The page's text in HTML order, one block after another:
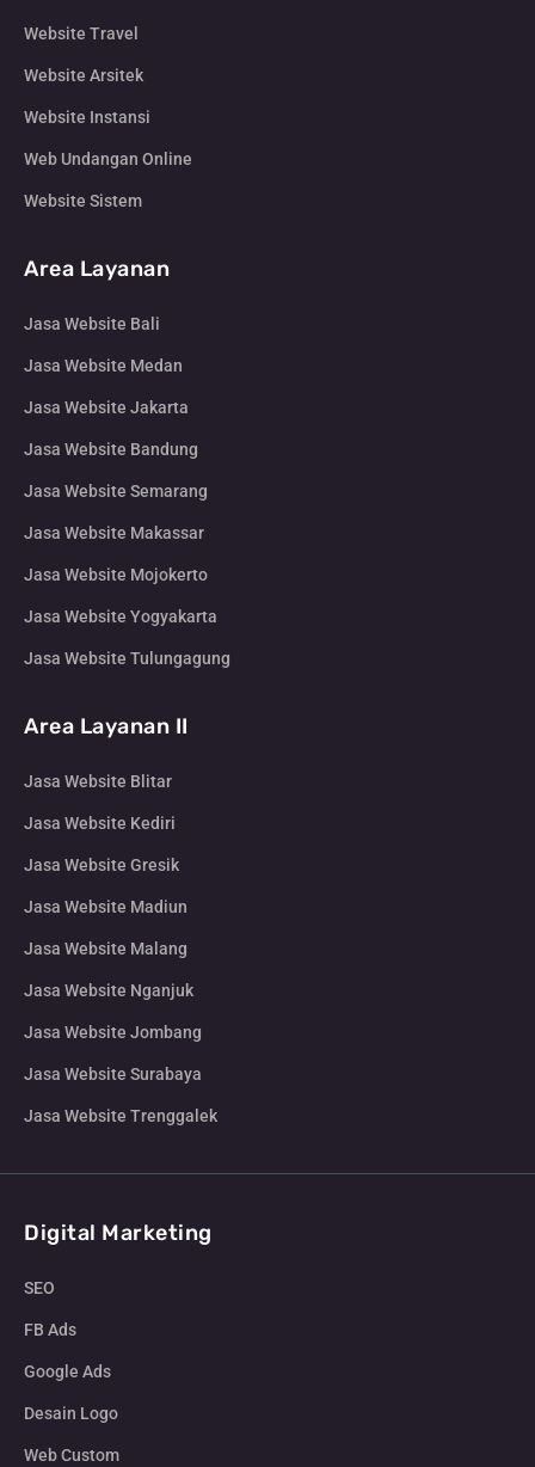
Website Travel
Website Arsitek
Website Instansi
Web Undangan Online
Website Sistem
Area Layanan
Jasa Website Bali
Jasa Website Medan
Jasa Website Jakarta
Jasa Website Bandung
Jasa Website Semarang
Jasa Website Makassar
Jasa Website Mojokerto
Jasa Website Yogyakarta
Jasa Website Tulungagung
Area Layanan II
Jasa Website Blitar
Jasa Website Kediri
Jasa Website Gresik
Jasa Website Madiun
Jasa Website Malang
Jasa Website Nganjuk
Jasa Website Jombang
Jasa Website Surabaya
Jasa Website Trenggalek
Digital Marketing
SEO
FB Ads
Google Ads
Desain Logo
Web Custom